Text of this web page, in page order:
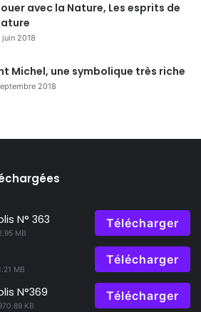
avec la Nature, Les esprits de
juin 2018
Michel, une symbolique très riche
2018
N° 363
MB
Télécharger
MB
Télécharger
N°369
KB
Télécharger